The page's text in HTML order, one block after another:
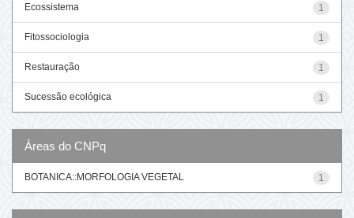
1
Ecossistema
1
Fitossociologia
1
Restauração
1
Sucessão ecológica
Áreas do CNPq
1
BOTANICA::MORFOLOGIA VEGETAL